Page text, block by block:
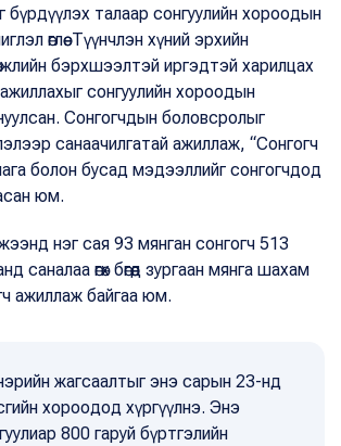
бүрдүүлэх талаар сонгуулийн хороодын
өглөө. Түүнчлэн хүний эрхийн
бэрхшээлтэй иргэдтэй харилцах
ажиллахыг сонгуулийн хороодын
Сонгогчдын боловсролыг
санаачилгатай ажиллаж, “Сонгогч
болон бусад мэдээллийг сонгогчдод
юм.
нэг сая 93 мянган сонгогч 513
саналаа өгөх бөгөөд зургаан мянга шахам
ажиллаж байгаа юм.
жагсаалтыг энэ сарын 23-нд
хороодод хүргүүлнэ. Энэ
800 гаруй бүртгэлийн